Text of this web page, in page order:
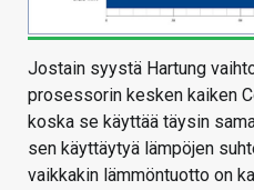
Jostain syystä Hartung
prosessorin kesken kaiken
koska se käyttää täysin
sen käyttäytyä lämpöjen
vaikkakin lämmöntuotto on